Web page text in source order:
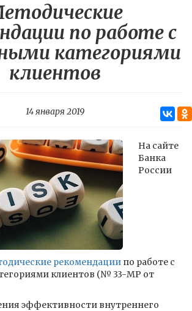
по работе с
категориями
клиентов
14 января 2019
На сайте
Банка
России
рекомендации по работе с
клиентов (№ 33-МР от
эффективности внутреннего